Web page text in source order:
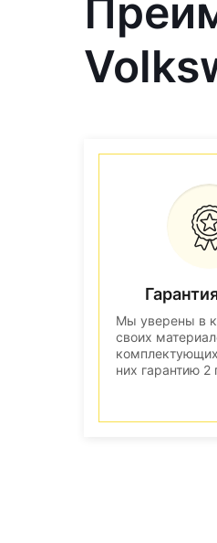
Мы уверены в
своих
них гарантию 2